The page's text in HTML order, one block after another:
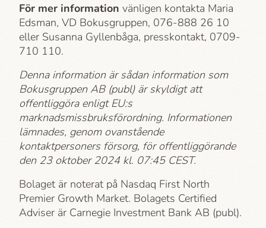
För mer information vänligen kontakta Maria
Edsman, VD Bokusgruppen, 076-888 26 10
eller Susanna Gyllenbåga, press­kontakt, 0709-
710 110.
Denna information är sådan information som
Bokusgruppen AB (publ) är skyldigt att
offentliggöra enligt EU:s
marknadsmissbruksförordning. Informationen
lämnades, genom ovanstående
kontaktpersoners försorg, för offentliggörande
den 23 oktober 2024 kl. 07:45 CEST.
Bolaget är noterat på Nasdaq First North
Premier Growth Market. Bolagets Certified
Adviser är Carnegie Investment Bank AB (publ).